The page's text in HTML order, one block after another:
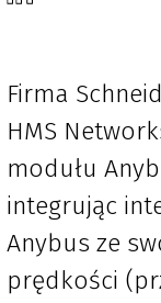
Firma
HMS
modułu
integrując
Anybus ze
prędkości